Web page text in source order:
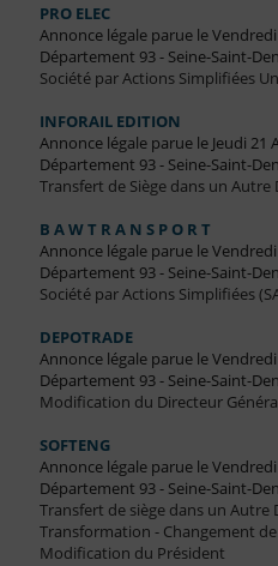
PRO ELEC
Annonce légale parue le
Département 93 - Seine-Saint-
Société par Actions Simplifiées
INFORAIL EDITION
Annonce légale parue le Jeudi 21
Département 93 - Seine-Saint-
Transfert de Siège dans un
B A W T R A N S P O R T
Annonce légale parue le Vendredi
Département 93 - Seine-Saint-
Société par Actions Simplifiées
DEPOTRADE
Annonce légale parue le
Département 93 - Seine-Saint-
Modification du Directeur
SOFTENG
Annonce légale parue le
Département 93 - Seine-Saint-
Transfert de siège dans un Autre
Transformation - Changement
Modification du Président